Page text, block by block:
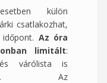
külön
csatlakozhat,
Az óra
limitált:
várólista is
áll. Az